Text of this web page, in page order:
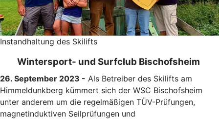
Instandhaltung des Skilifts
Wintersport- und Surfclub Bischofsheim
26. September 2023 - Als Betreiber des Skilifts am
Himmeldunkberg kümmert sich der WSC Bischofsheim
unter anderem um die regelmäßigen TÜV-Prüfungen,
magnetinduktiven Seilprüfungen und